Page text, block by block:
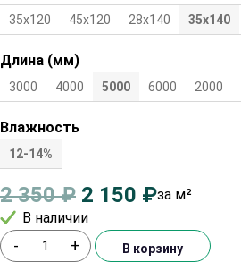
35х120 45х120 28х140 35х140
Длина (мм)
3000 4000 5000 6000 2000
Влажность
12-14%
2 350₽ 2 150 ₽за м²
В наличии
- + В корзину